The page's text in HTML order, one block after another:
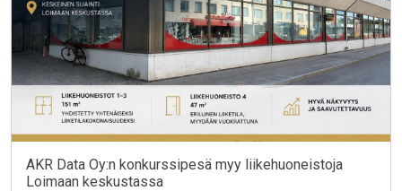
AKR Data Oy:n konkurssipesä myy liikehuoneistoja
Loimaan keskustassa